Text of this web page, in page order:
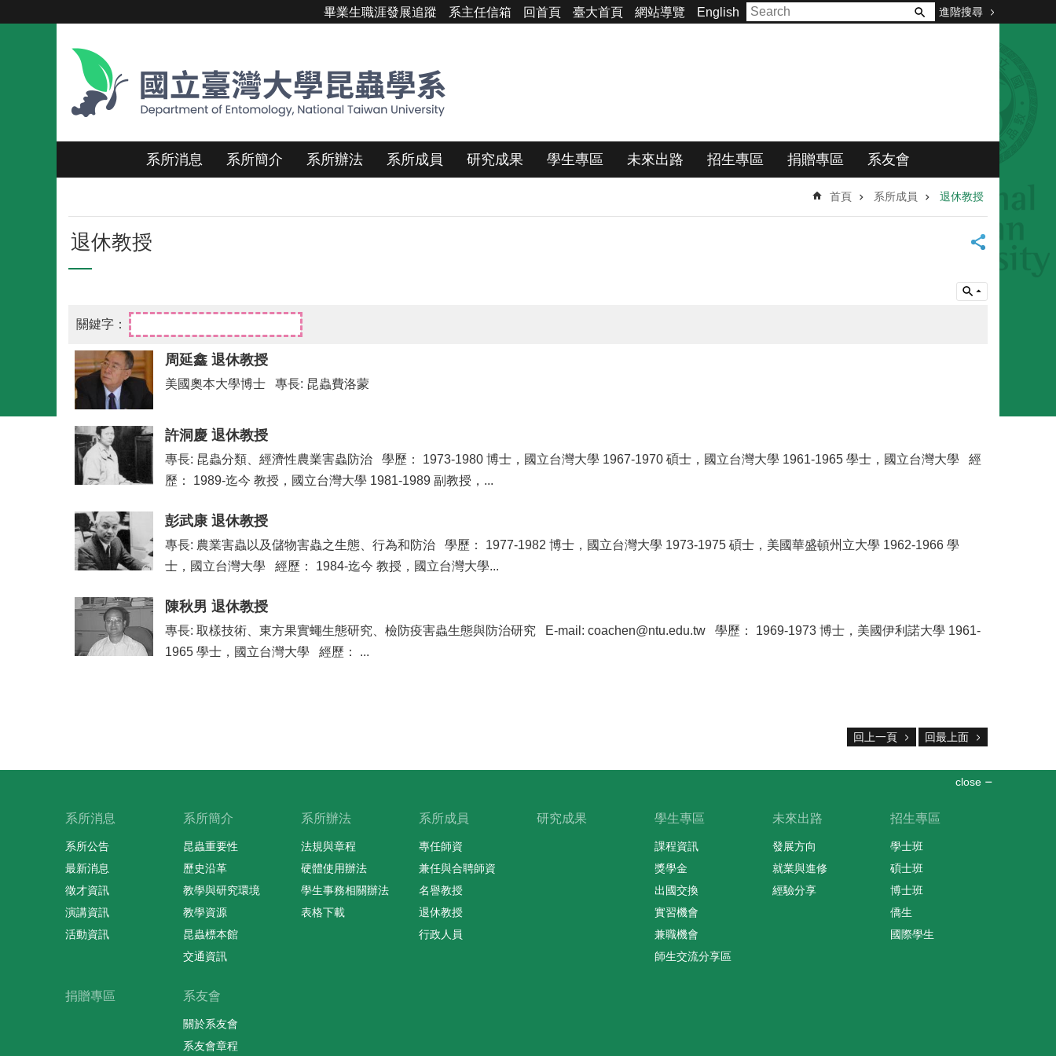
畢業生職涯發展追蹤 系主任信箱 回首頁 臺大首頁 網站導覽 English 進階搜尋
系所消息 系所簡介 系所辦法 系所成員 研究成果 學生專區 未來出路 招生專區 捐贈專區 系友會
首頁 系所成員 退休教授
退休教授
周延鑫 退休教授
美國奧本大學博士 專長: 昆蟲費洛蒙
許洞慶 退休教授
專長: 昆蟲分類、經濟性農業害蟲防治 學歷： 1973-1980 博士，國立台灣大學 1967-1970 碩士，國立台灣大學 1961-1965 學士，國立台灣大學 經
歷： 1989-迄今 教授，國立台灣大學 1981-1989 副教授，...
彭武康 退休教授
專長: 農業害蟲以及儲物害蟲之生態、行為和防治 學歷： 1977-1982 博士，國立台灣大學 1973-1975 碩士，美國華盛頓州立大學 1962-1966 學
士，國立台灣大學 經歷： 1984-迄今 教授，國立台灣大學...
陳秋男 退休教授
專長: 取樣技術、東方果實蠅生態研究、檢防疫害蟲生態與防治研究 E-mail: coachen@ntu.edu.tw 學歷： 1969-1973 博士，美國伊利諾大學 1961-
1965 學士，國立台灣大學 經歷： ...
回上一頁 回最上面
close
系所消息
系所公告
最新消息
徵才資訊
演講資訊
活動資訊
系所簡介
昆蟲重要性
歷史沿革
教學與研究環境
教學資源
昆蟲標本館
交通資訊
系所辦法
法規與章程
硬體使用辦法
學生事務相關辦法
表格下載
系所成員
專任師資
兼任與合聘師資
名譽教授
退休教授
行政人員
研究成果 學生專區
課程資訊
獎學金
出國交換
實習機會
兼職機會
師生交流分享區
未來出路
發展方向
就業與進修
經驗分享
招生專區
學士班
碩士班
博士班
僑生
國際學生
捐贈專區 系友會
關於系友會
系友會章程